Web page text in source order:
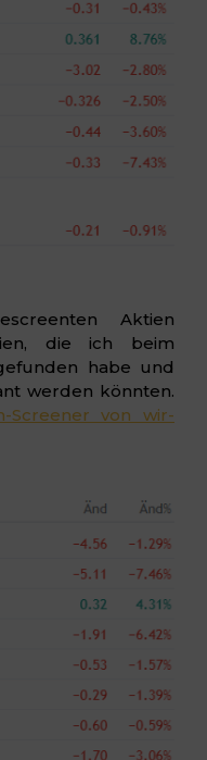
Aktien
die ich beim
habe und
werden könnten.
Screener von wir-